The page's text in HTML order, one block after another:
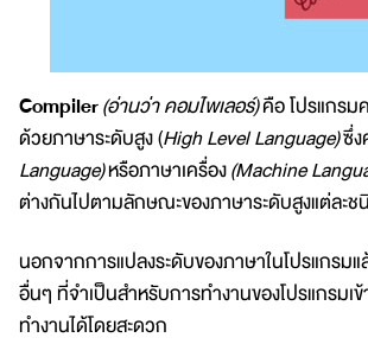
Compiler(อ่านว่า คอมไพเลอร์)คือ โปรแกรม
ด้วยภาษาระดับสูง (High Level Language)ซึ่ง
Language)หรือภาษาเครื่อง(Machine
ต่างกันไปตามลักษณะของภาษาระดับสูงแต่ละช
นอกจากการแปลงระดับของภาษาในโปรแกรม
อื่นๆ ที่จำเป็นสำหรับการทำงานของโปรแกรม
ทำงานได้โดยสะดวก